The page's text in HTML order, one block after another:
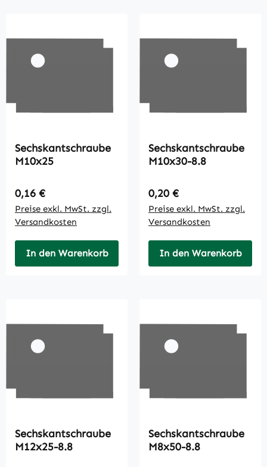
Sechskantschraube
M10x25
Regulärer Preis:
0,16 €
Preise exkl. MwSt. zzgl.
Versandkosten
In den Warenkorb
Sechskantschraube
M10x30-8.8
Regulärer Preis:
0,20 €
Preise exkl. MwSt. zzgl.
Versandkosten
In den Warenkorb
Sechskantschraube
M12x25-8.8
Sechskantschraube
M8x50-8.8